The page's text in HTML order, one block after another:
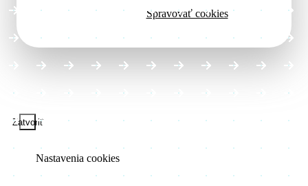
Spravovať cookies
Zatvoriť
Nastavenia cookies